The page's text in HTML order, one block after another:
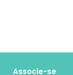
Associe-se